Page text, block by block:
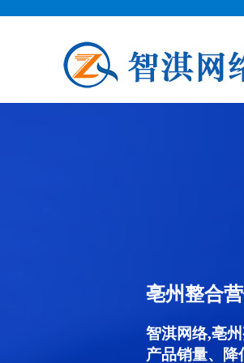
亳州整合
智淇网络,亳
产品销量、降